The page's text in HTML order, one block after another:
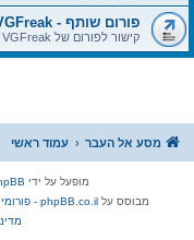
פורום שותף - VGFreak
קישור לפורום של VGFreak - אתר העוסק בקונסולות, רומים ואמולטורים.
מסע אל העבר עמוד ראשי
מופעל על ידי
מבוסס עלphpBB.co.il - פורומים בעברית